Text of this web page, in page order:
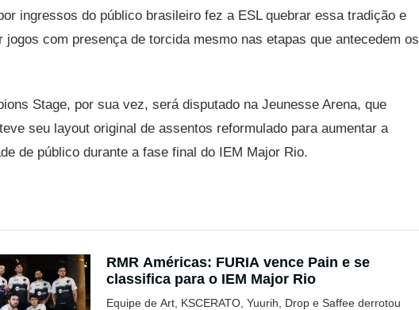
ingressos do público brasileiro fez a ESL quebrar essa tradição e
jogos com presença de torcida mesmo nas etapas que antecedem os
Stage, por sua vez, será disputado na Jeunesse Arena, que
seu layout original de assentos reformulado para aumentar a
de público durante a fase final do IEM Major Rio.
RMR Américas: FURIA vence Pain e se
classifica para o IEM Major Rio
Equipe de Art, KSCERATO, Yuurih, Drop e Saffee derrotou